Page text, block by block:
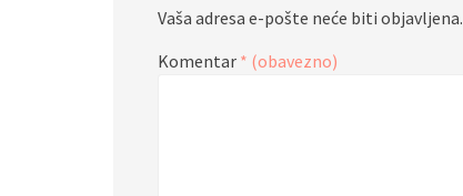
Vaša adresa e-pošte neće biti objavljena.
Komentar * (obavezno)